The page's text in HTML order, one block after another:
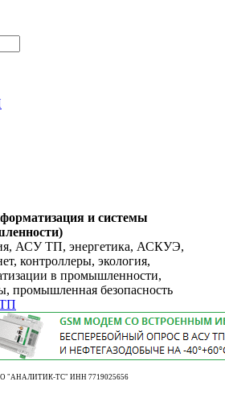
и системы
АСУ ТП, энергетика, АСКУЭ,
контроллеры, экология,
в промышленности,
промышленная безопасность
"АНАЛИТИК-ТС" ИНН 7719025656